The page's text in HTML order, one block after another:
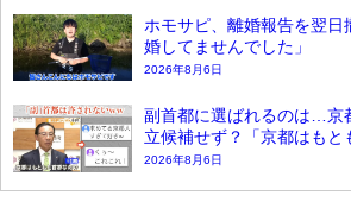
ホモサピ、離婚報告を翌
婚してませんでした」
2026年8月6日
副首都に選ばれるのは…京
立候補せず？「京都はもと
2026年8月6日